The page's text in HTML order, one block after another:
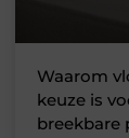
Waarom
keuze is
breekbare